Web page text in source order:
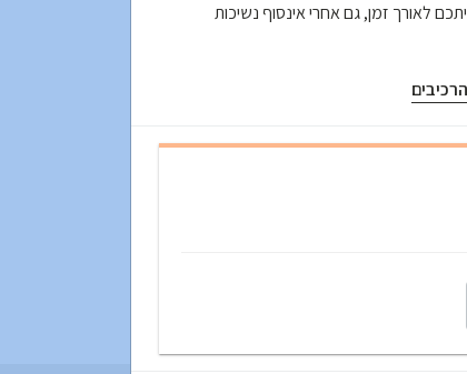
לאורך זמן, גם אחרי אינסוף נשיכות